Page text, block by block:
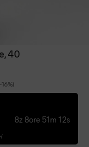
40
8z 8ore 51m 12s